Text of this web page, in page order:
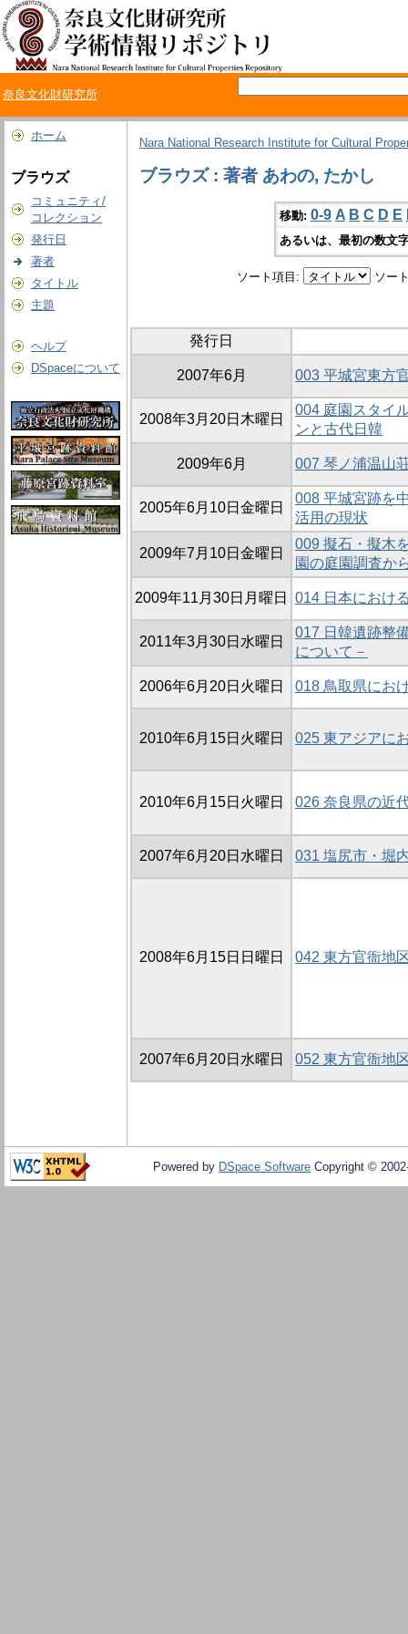
奈良文化財研究所
ホーム
ブラウズ
コミュニティ/
コレクション
発行日
著者
タイトル
主題
ヘルプ
DSpaceについて
Nara National Research Institute for Cultural
ブラウズ : 著者 あわの, たかし
移動: 0-9 A B C D E
あるいは、最初の数文
ソート項目: ソー
発行日
2007年6月 003 平城宮東方
2008年3月20日木曜日
004 庭園スタイ
ンと古代日韓
2009年6月 007 琴ノ浦温山
2005年6月10日金曜日
008 平城宮跡を
活用の現状
2009年7月10日金曜日
009 擬石・擬木
園の庭園調査か
2009年11月30日月曜日 014 日本におけ
2011年3月30日水曜日
017 日韓遺跡整
について－
2006年6月20日火曜日 018 鳥取県にお
2010年6月15日火曜日 025 東アジアに
2010年6月15日火曜日 026 奈良県の近
2007年6月20日水曜日 031 塩尻市・堀
2008年6月15日日曜日 042 東方官衙地
2007年6月20日水曜日 052 東方官衙地
Powered by DSpace Software Copyright ©